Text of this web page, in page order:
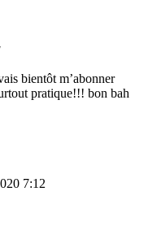
bientôt m’abonner
pratique!!! bon bah
7:12